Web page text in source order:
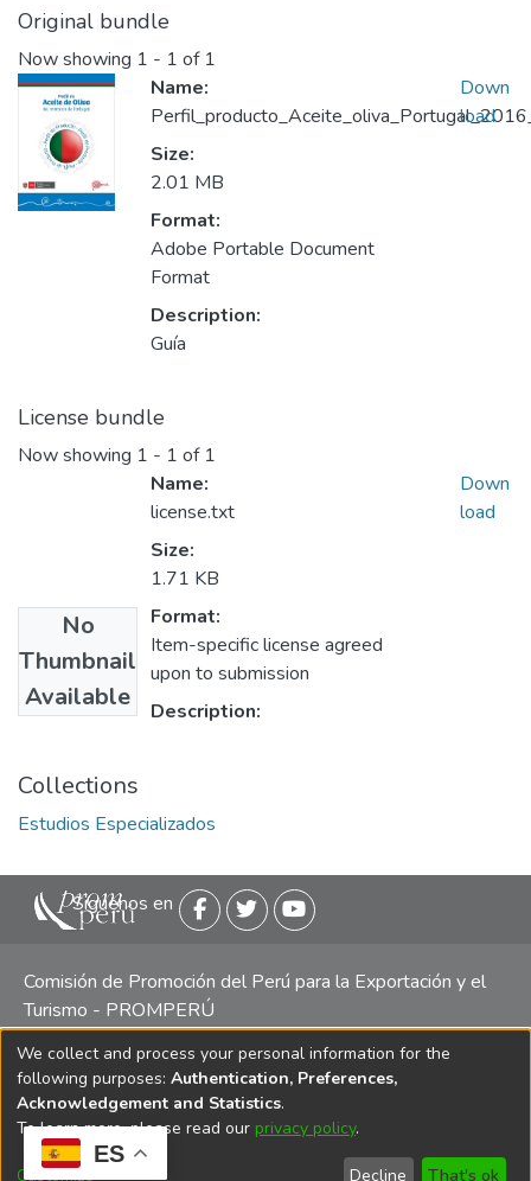
ES
Original bundle
Now showing 1 - 1 of 1
Name:
Size:
2.01 MB
Format:
Adobe Portable Document
Format
Description:
Guía
Down
load
License bundle
Now showing 1 - 1 of 1
No
Thumbnail
Available
Name:
license.txt
Size:
1.71 KB
Format:
Item-specific license agreed
upon to submission
Description:
Down
load
Collections
Estudios Especializados
Siguenos en
Comisión de Promoción del Perú para la Exportación y el
Turismo - PROMPERÚ
Central telefónica: (511) 616 7300 / 616 7400 Calle Uno
Oeste 50, Edificio Mincetur, Pisos 13 y 14, San Isidro -
Lima
We collect and process your personal information for the
following purposes: Authentication, Preferences,
Acknowledgement and Statistics.
To learn more, please read our privacy policy.
Customize Decline That's ok